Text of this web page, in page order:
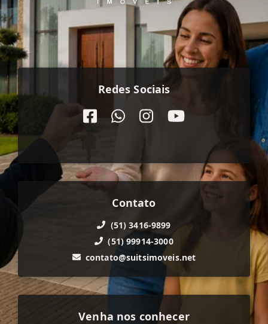
Redes Sociais
Contato
(51) 3416-9899
(51) 99914-3000
contato@suitsimoveis.net
Venha nos conhecer